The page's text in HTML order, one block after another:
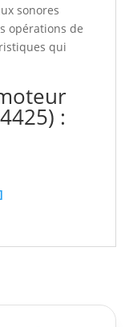
sonores
opérations de
qui
: